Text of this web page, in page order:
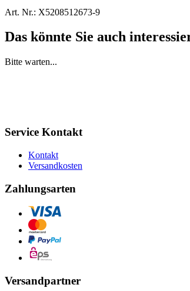
Art. Nr.: X5208512673-9
Das könnte Sie auch
Bitte warten...
Service Kontakt
Kontakt
Versandkosten
Zahlungsarten
Versandpartner